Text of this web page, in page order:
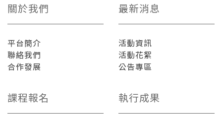
關於我們
平台簡介
聯絡我們
合作發展
最新消息
活動資訊
活動花絮
公告專區
課程報名 執行成果